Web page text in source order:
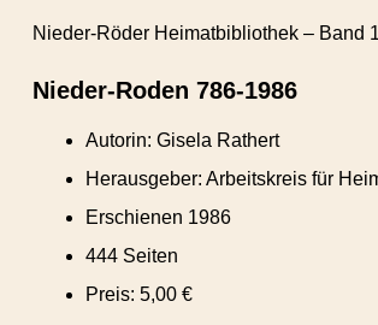
Nieder-Röder Heimatbibliothek – Band 1
Nieder-Roden 786-1986
Autorin: Gisela Rathert
Herausgeber: Arbeitskreis für
Erschienen 1986
444 Seiten
Preis: 5,00 €